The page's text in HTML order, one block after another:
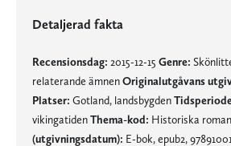
Detaljerad fakta
Recensionsdag: 2015-12-15 Genre:
relaterande ämnenOriginalutgåvans
Platser: Gotland, landsbygden
vikingatidenThema-kod: Historiska
(utgivningsdatum): E-bok, epub2,